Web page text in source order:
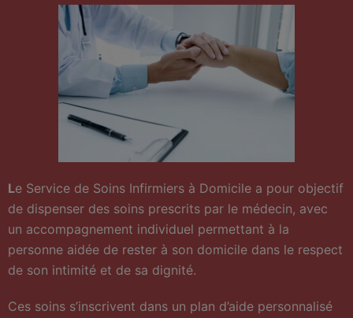
Le Service de Soins Infirmiers à Domicile a pour objectif
de dispenser des soins prescrits par le médecin, avec
un accompagnement individuel permettant à la
personne aidée de rester à son domicile dans le respect
de son intimité et de sa dignité.
Ces soins s’inscrivent dans un plan d’aide personnalisé